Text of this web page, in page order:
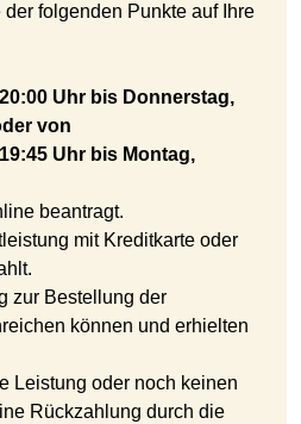
folgenden Punkte auf Ihre
Uhr bis Donnerstag,
von
Uhr bis Montag,
beantragt.
mit Kreditkarte oder
zur Bestellung der
können und erhielten
Leistung oder noch keinen
Rückzahlung durch die